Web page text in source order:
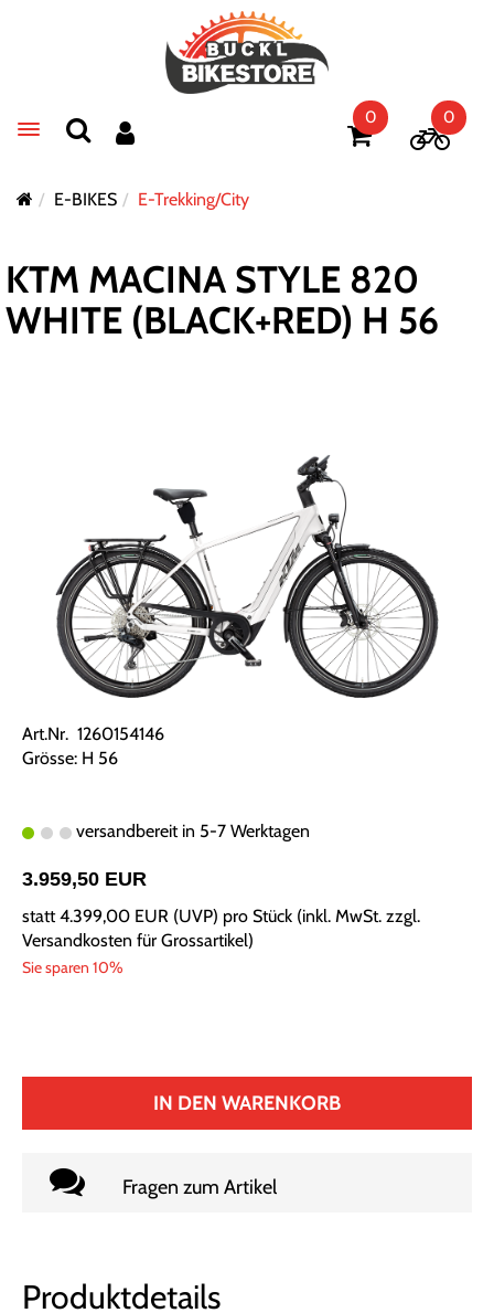
Toggle navigation
0 0
E-BIKES E-Trekking/City
KTM MACINA STYLE 820
WHITE (BLACK+RED) H 56
Art.Nr. 1260154146
Grösse: H 56
versandbereit in 5-7 Werktagen
3.959,50 EUR
statt4.399,00 EUR (UVP) pro Stück (inkl. MwSt. zzgl.
Versandkosten für Grossartikel)
Sie sparen 10%
IN DEN WARENKORB
Fragen zum Artikel
Produktdetails